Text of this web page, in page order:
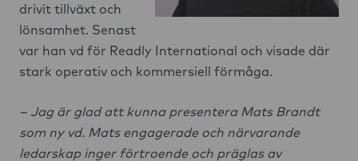
drivit tillväxt och
lönsamhet. Senast
var han vd för Readly International och visade där
stark operativ och kommersiell förmåga.
– Jag är glad att kunna presentera Mats Brandt
som ny vd. Mats engagerade och närvarande
ledarskap inger förtroende och präglas av